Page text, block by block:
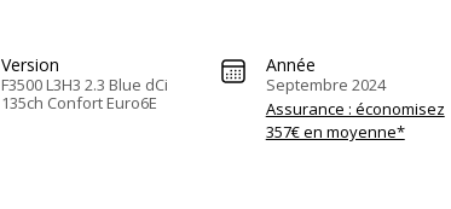
Version
F3500 L3H3 2.3 Blue dCi
135ch Confort Euro6E
Année
Septembre 2024
Assurance : économisez
357€ en moyenne*